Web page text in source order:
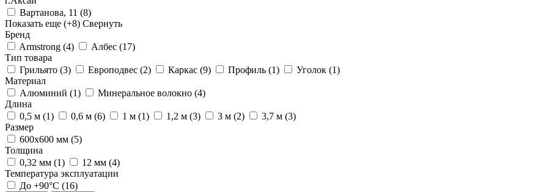
Вартанова, 11 (8)
Показать еще (+8) Свернуть
Бренд
Armstrong (4) Албес (17)
Тип товара
Грильято (3) Европодвес (2) Каркас (9) Профиль (1) Уголок (1)
Материал
Алюминий (1) Минеральное волокно (4)
Длина
0,5 м (1) 0,6 м (6) 1 м (1) 1,2 м (3) 3 м (2) 3,7 м (3)
Размер
600х600 мм (5)
Толщина
0,32 мм (1) 12 мм (4)
Температура эксплуатации
До +90°С (16)